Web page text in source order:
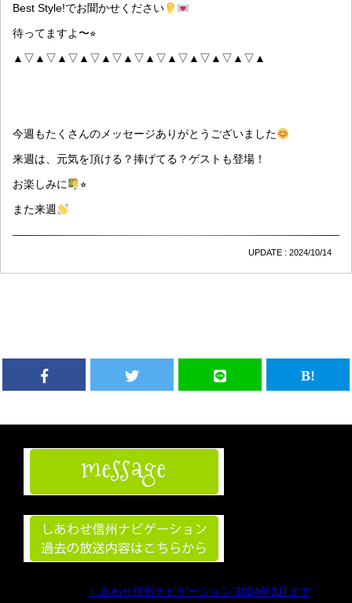
Best Style!でお聞かせください
待ってますよ〜⭐︎
▲▽▲▽▲▽▲▽▲▽▲▽▲▽▲▽▲▽▲▽▲▽▲
今週もたくさんのメッセージありがとうございました
来週は、元気を頂ける？捧げてる？ゲストも登場！
お楽しみに
⭐︎
また来週
UPDATE : 2024/10/14
しあわせ信州ナビゲーション 2024年3月まで